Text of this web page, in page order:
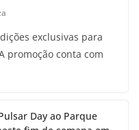
exclusivas para
promoção conta com
Day ao Parque